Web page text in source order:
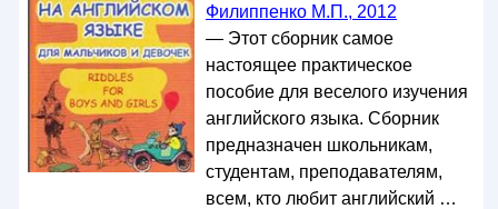
Филиппенко М.П., 2012
— Этот сборник самое
настоящее практическое
пособие для веселого изучения
английского языка. Сборник
предназначен школьникам,
студентам, преподавателям,
всем, кто любит английский …